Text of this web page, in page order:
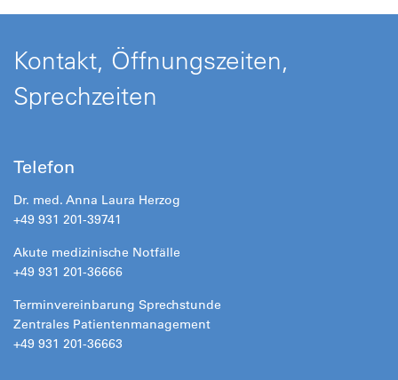
Kontakt, Öffnungszeiten,
Sprechzeiten
Telefon
Dr. med. Anna Laura Herzog
+49 931 201-39741
Akute medizinische Notfälle
+49 931 201-36666
Terminvereinbarung Sprechstunde
Zentrales Patientenmanagement
+49 931 201-36663